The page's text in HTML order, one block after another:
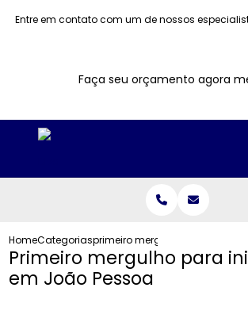
Entre em contato com um de nossos
Faça seu orçamento agora
HomeCategoriasprimeiro mergulho iniciantes
Primeiro mergulho para
em João Pessoa